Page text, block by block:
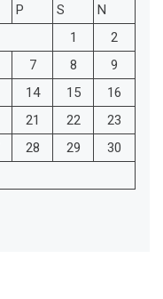
P S
N
1
2
7 8
9
14 15
16
21 22
23
28 29
30